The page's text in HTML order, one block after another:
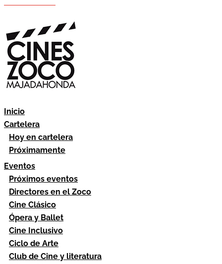
Inicio
Cartelera
Hoy en cartelera
Próximamente
Eventos
Próximos eventos
Directores en el Zoco
Cine Clásico
Ópera y Ballet
Cine Inclusivo
Ciclo de Arte
Club de Cine y literatura